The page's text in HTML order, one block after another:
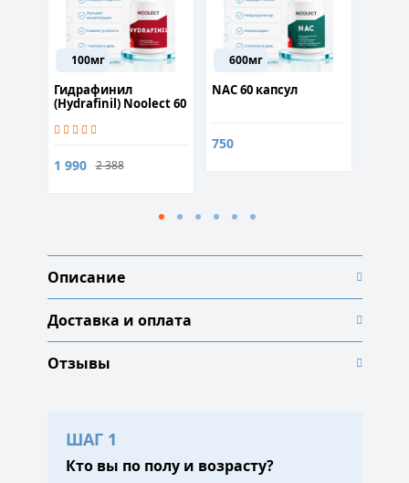
100мг
Гидрафинил
(Hydrafinil) Nooleсt 60
1 990 2 388
600мг
NAC 60 капсул
750
Описание
Доставка и оплата
Отзывы
ШАГ 1
Кто вы по полу и возрасту?